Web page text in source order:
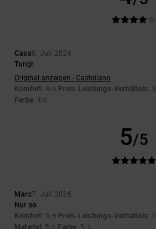
Casa8. Juli 2026
Turcjr
Original anzeigen - Castellano
Komfort: 4/5 Preis-Leistungs-Verhältnis: 3
Farbe: 4/5
5/5
Marc7. Juli 2026
Nur so
Komfort: 5/5 Preis-Leistungs-Verhältnis: 5
Material: 5 /5 Farbe: 5/5